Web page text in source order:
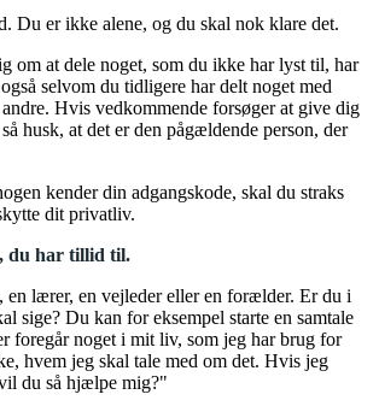
Du er ikke alene, og du skal nok klare det.
om at dele noget, som du ikke har lyst til, har
selvom du tidligere har delt noget med
Hvis vedkommende forsøger at give dig
husk, at det er den pågældende person, der
kender din adgangskode, skal du straks
dit privatliv.
du har tillid til.
lærer, en vejleder eller en forælder. Er du i
sige? Du kan for eksempel starte en samtale
foregår noget i mit liv, som jeg har brug for
hvem jeg skal tale med om det. Hvis jeg
du så hjælpe mig?"